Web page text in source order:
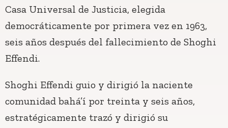
Casa Universal de Justicia, elegida
democráticamente por primera vez en 1963,
seis años después del fallecimiento de Shoghi
Effendi.
Shoghi Effendi guio y dirigió la naciente
comunidad bahá’í por treinta y seis años,
estratégicamente trazó y dirigió su